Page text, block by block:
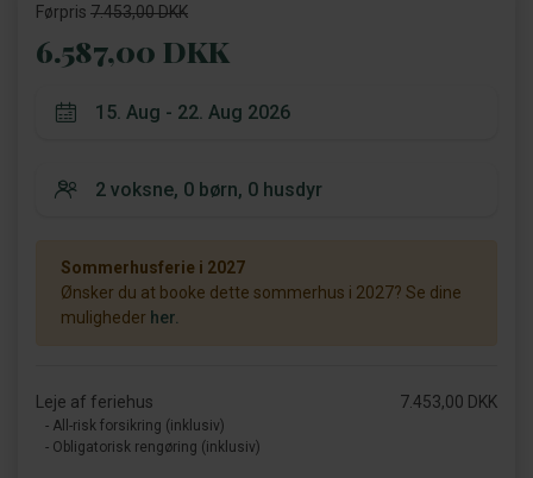
Førpris 7.453,00 DKK
6.587,00 DKK
Sommerhusferie i 2027
Ønsker du at booke dette sommerhus i 2027? Se dine
muligheder her.
Leje af feriehus
- All-risk forsikring (inklusiv)
- Obligatorisk rengøring (inklusiv)
7.453,00 DKK